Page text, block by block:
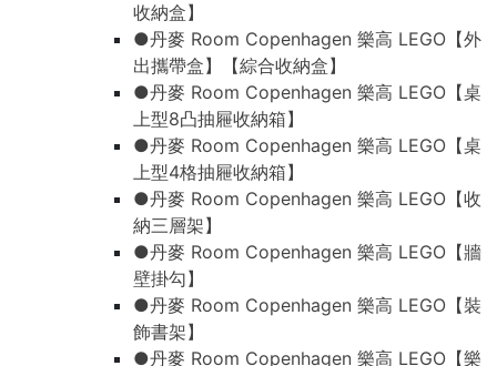
收納盒】
●丹麥 Room Copenhagen 樂高 LEGO【外
出攜帶盒】【綜合收納盒】
●丹麥 Room Copenhagen 樂高 LEGO【桌
上型8凸抽屜收納箱】
●丹麥 Room Copenhagen 樂高 LEGO【桌
上型4格抽屜收納箱】
●丹麥 Room Copenhagen 樂高 LEGO【收
納三層架】
●丹麥 Room Copenhagen 樂高 LEGO【牆
壁掛勾】
●丹麥 Room Copenhagen 樂高 LEGO【裝
飾書架】
●丹麥 Room Copenhagen 樂高 LEGO【樂